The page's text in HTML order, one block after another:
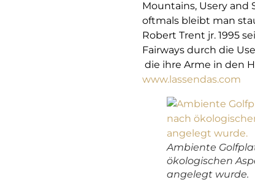
Mountains, Usery and
oftmals bleibt man
Robert Trent jr. 1995
Fairways durch die
die ihre Arme in den
www.lassendas.com
Ambiente
ökologischen
angelegt wurde.